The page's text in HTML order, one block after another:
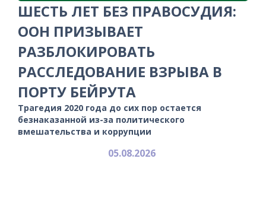
ШЕСТЬ ЛЕТ БЕЗ ПРАВОСУДИЯ:
ООН ПРИЗЫВАЕТ
РАЗБЛОКИРОВАТЬ
РАССЛЕДОВАНИЕ ВЗРЫВА В
ПОРТУ БЕЙРУТА
Трагедия 2020 года до сих пор остается
безнаказанной из-за политического
вмешательства и коррупции
05.08.2026